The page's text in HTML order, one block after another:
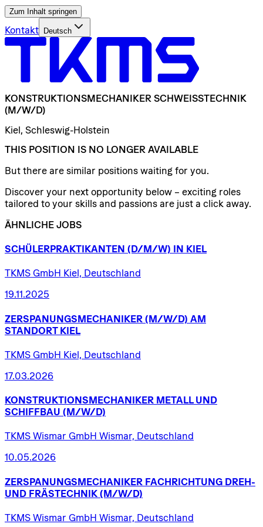
Zum Inhalt springen
Kontakt Deutsch
KONSTRUKTIONSMECHANIKER SCHWEISSTECHNIK
(M/W/D)
Kiel, Schleswig-Holstein
THIS POSITION IS NO LONGER AVAILABLE
But there are similar positions waiting for you.
Discover your next opportunity below – exciting roles
tailored to your skills and passions are just a click away.
ÄHNLICHE JOBS
SCHÜLERPRAKTIKANTEN (D/​M/​W) IN KIEL
TKMS GmbH Kiel, Deutschland
19.11.2025
ZERSPANUNGSMECHANIKER (M/W/D) AM
STANDORT KIEL
TKMS GmbH Kiel, Deutschland
17.03.2026
KONSTRUKTIONSMECHANIKER METALL UND
SCHIFFBAU (M/W/D)
TKMS Wismar GmbH Wismar, Deutschland
10.05.2026
ZERSPANUNGSMECHANIKER FACHRICHTUNG DREH-
UND FRÄSTECHNIK (M/W/D)
TKMS Wismar GmbH Wismar, Deutschland